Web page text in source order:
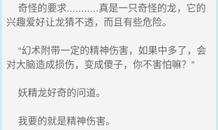
奇怪的要求...........真是一只奇怪的龙，它的
兴趣爱好让龙猜不透，而且有些危险。
“幻术附带一定的精神伤害，如果中多了，会
对大脑造成损伤，变成傻子，你不害怕嘛？”
妖精龙好奇的问道。
我要的就是精神伤害。